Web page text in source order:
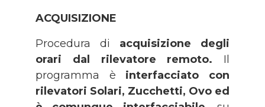
ACQUISIZIONE
Procedura di acquisizione degli
orari dal rilevatore remoto. Il
programma è interfacciato con
rilevatori Solari, Zucchetti, Ovo ed